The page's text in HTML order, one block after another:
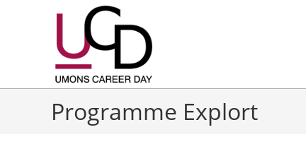
Programme Explort